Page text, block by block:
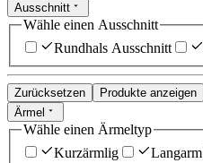
Ausschnitt
Wähle einen Ausschnitt
Rundhals Ausschnitt
Zurücksetzen
Produkte anzeigen
Ärmel
Wähle einen Ärmeltyp
Kurzärmlig
Langarm